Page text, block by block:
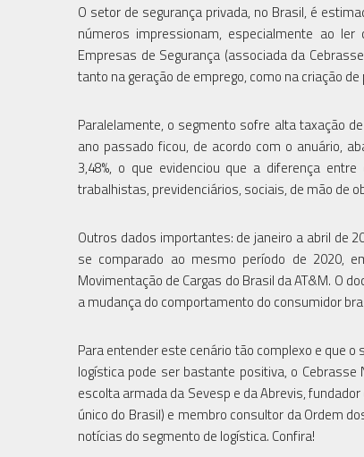
O setor de segurança privada, no Brasil, é
números impressionam, especialmente ao
Empresas de Segurança (associada da
tanto na geração de emprego, como na criação
Paralelamente, o segmento sofre alta taxação
ano passado ficou, de acordo com o anuário,
3,48%, o que evidenciou que a diferença
trabalhistas, previdenciários, sociais, de mão de
Outros dados importantes: de janeiro a abril de
se comparado ao mesmo período de 2020,
Movimentação de Cargas do Brasil da AT&M. O
a mudança do comportamento do consumidor
Para entender este cenário tão complexo e que
logística pode ser bastante positiva, o
escolta armada da Sevesp e da Abrevis,
único do Brasil) e membro consultor da Ordem
notícias do segmento de logística. Confira!